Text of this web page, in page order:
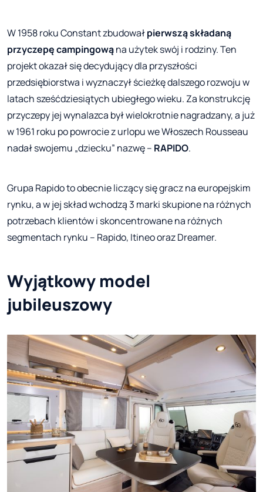
W 1958 roku Constant zbudowałpierwszą składaną
przyczepę campingowąna użytek swój i rodziny. Ten
projekt okazał się decydujący dla przyszłości
przedsiębiorstwa i wyznaczył ścieżkę dalszego rozwoju w
latach sześćdziesiątych ubiegłego wieku. Za konstrukcję
przyczepy jej wynalazca był wielokrotnie nagradzany, a już
w 1961 roku po powrocie z urlopu we Włoszech Rousseau
nadał swojemu „dziecku” nazwę – RAPIDO.
Grupa Rapido to obecnie liczący się gracz na europejskim
rynku, a w jej skład wchodzą 3 marki skupione na różnych
potrzebach klientów i skoncentrowane na różnych
segmentach rynku – Rapido, Itineo oraz Dreamer.
Wyjątkowy model
jubileuszowy